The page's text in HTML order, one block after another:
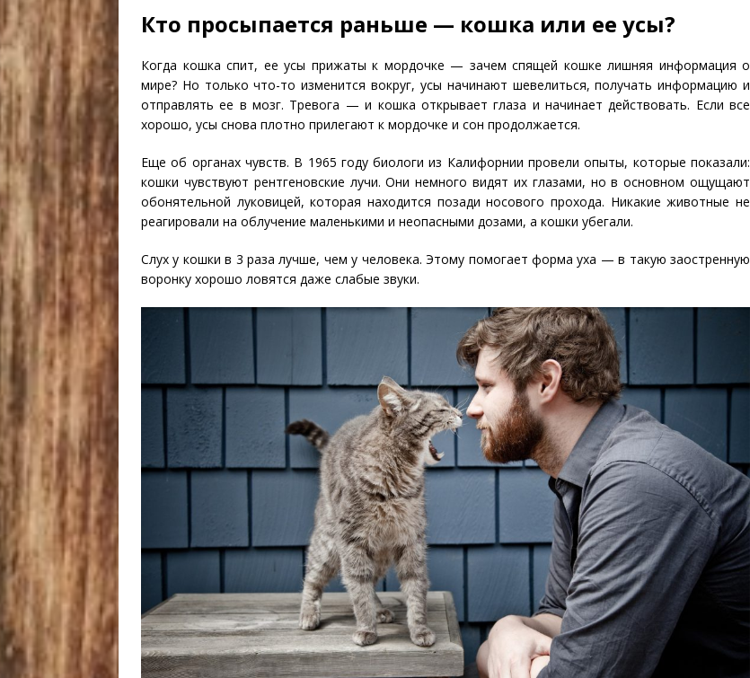
Кто просыпается раньше — кошка или ее усы?
Когда кошка спит, ее усы прижаты к мордочке — зачем спящей кошке лишняя информация о
мире? Но только что-то изменится вокруг, усы начинают шевелиться, получать информацию и
отправлять ее в мозг. Тревога — и кошка открывает глаза и начинает действовать. Если все
хорошо, усы снова плотно прилегают к мордочке и сон продолжается.
Еще об органах чувств. В 1965 году биологи из Калифорнии провели опыты, которые показали:
кошки чувствуют рентгеновские лучи. Они немного видят их глазами, но в основном ощущают
обонятельной луковицей, которая находится позади носового прохода. Никакие животные не
реагировали на облучение маленькими и неопасными дозами, а кошки убегали.
Слух у кошки в 3 раза лучше, чем у человека. Этому помогает форма уха — в такую заостренную
воронку хорошо ловятся даже слабые звуки.